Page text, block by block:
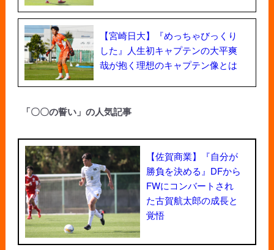
【宮崎日大】『めっちゃびっくり
した』人生初キャプテンの大平爽
哉が抱く理想のキャプテン像とは
「〇〇の誓い」の人気記事
【佐賀商業】『自分が
勝負を決める』DFから
FWにコンバートされ
た古賀航太郎の成長と
覚悟